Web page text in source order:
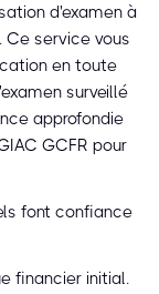
d'examen à
Ce service vous
en toute
surveillé
approfondie
GCFR pour
font confiance
financier initial.